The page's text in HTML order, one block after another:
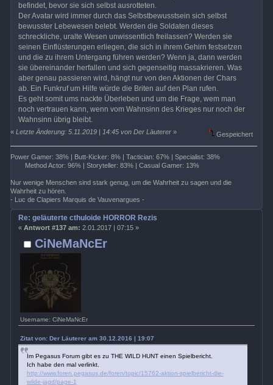
befindet, bevor sie sich selbst ausrotteten.
Der Avatar wird immer durch das Selbstbewusstsein sich selbst
bewusster Lebewesen belebt. Werden die Soldaten dieses
schreckliche, uralte Wesen unwissentlich freilassen? Werden sie
seinen Einflüsterungen erliegen, die sich in ihrem Gehirn festsetzen
und die zu ihrem Untergang führen werden? Wenn ja, dann werden
sie übereinander herfallen und sich gegenseitig massakrieren. Was
aber genau passieren wird, hängt nur von den Aktionen der Chars
ab. Ein Funkruf um Hilfe würde die Briten auf den Plan rufen.
Es geht somit ums nackte Überleben und um die Frage, wem man
noch vertrauen kann, wenn vom Wahnsinn des Krieges nur noch der
Wahnsinn übrig bleibt.
«Letzte Änderung: 5.11.2019 | 14:45 von Der Läuterer » Gespeichert
Power Gamer: 38% | Butt-Kicker: 8% | Tactician: 67% | Specialist: 38%
Method Actor: 96% | Storyteller: 83% | Casual Gamer: 13%
Nur wenige Menschen sind stark genug, um die Wahrheit zu sagen und die
Wahrheit zu hören.
- Luc de Clapiers Marquis de Vauvenargues -
CiNeMaNcEr
Username: CiNeMaNcEr
Re: geläuterte cthuloide HORROR Rezis
« Antwort #137 am: 2.01.2017 | 07:15 »
Zitat von: Der Läuterer am 30.12.2016 | 19:07
Im Pegasus Forum gibt es zu THE WILD HUNT einen Spielbericht.
Ich habe den mal verlinkt.
http://www.foren.pegasus.de/foren/topic/15762-aktion-spielbericht-die-
wilde-jagd/page-1